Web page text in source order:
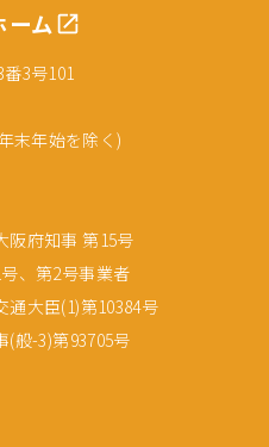
ム
3号101
末年始を除く)
阪府知事 第15号
、第2号事業者
大臣(1)第10384号
般-3)第93705号